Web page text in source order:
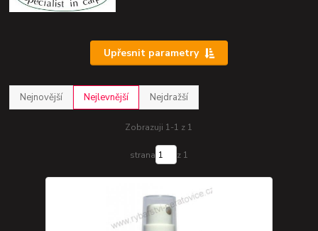
Upřesnit parametry
Nejnovější Nejlevnější Nejdražší
Zobrazuji 1-1 z 1
strana z 1